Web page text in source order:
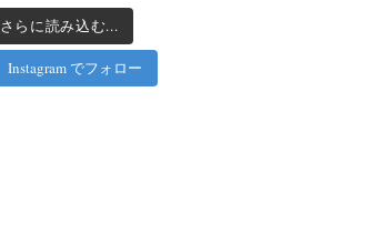
さらに読み込む...
Instagram でフォロー